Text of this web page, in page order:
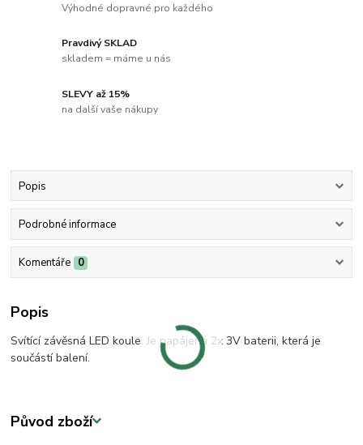
Výhodné dopravné pro každého
Pravdivý SKLAD
skladem = máme u nás
SLEVY až 15%
na další vaše nákupy
Popis
Podrobné informace
Komentáře 0
Popis
Svítící závěsná LED koule. Je napájená 2x 3V baterii, která je
součástí balení.
Původ zboží